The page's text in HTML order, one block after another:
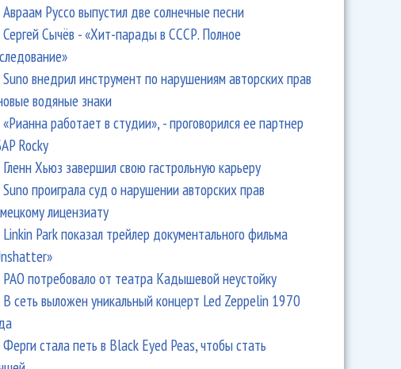
Авраам Руссо выпустил две солнечные песни
Сергей Сычёв - «Хит-парады в СССР. Полное
Suno внедрил инструмент по нарушениям авторских прав
водяные знаки
«Рианна работает в студии», - проговорился ее партнер
Rocky
Гленн Хьюз завершил свою гастрольную карьеру
Suno проиграла суд о нарушении авторских прав
лицензиату
Linkin Park показал трейлер документального фильма
РАО потребовало от театра Кадышевой неустойку
В сеть выложен уникальный концерт Led Zeppelin 1970
Ферги стала петь в Black Eyed Peas, чтобы стать